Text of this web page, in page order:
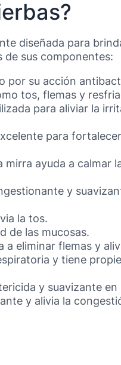
diseñada para
de sus componentes:
por su acción
tos, flemas y
para aliviar la
para
ayuda a calmar
y
la tos.
de las mucosas.
eliminar flemas y
y tiene
y suavizante en
y alivia la